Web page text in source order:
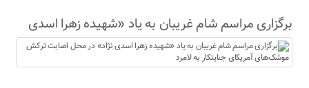
برگزاری مراسم شام غریبان به یاد «شهیده زهرا اسدی
نژاد» در محل اصابت ترکش موشک‌های آمریکای
جنایتکار به لامرد